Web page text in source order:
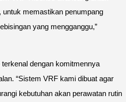
untuk memastikan penumpang
yang mengganggu,”
dengan komitmennya
“Sistem VRF kami dibuat agar
kebutuhan akan perawatan rutin